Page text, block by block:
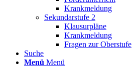
Krankmeldung
Sekundarstufe 2
Klausurpläne
Krankmeldung
Fragen zur Oberstufe
Suche
Menü Menü